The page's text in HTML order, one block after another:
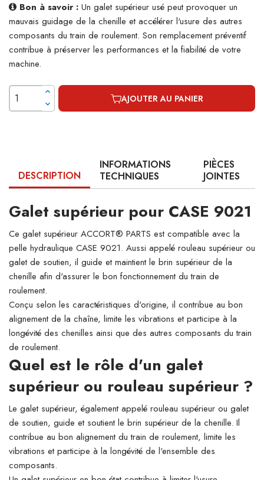
Bon à savoir : Un galet supérieur usé peut provoquer un
mauvais guidage de la chenille et accélérer l'usure des autres
composants du train de roulement. Son remplacement préventif
contribue à préserver les performances et la fiabilité de votre
machine.
AJOUTER AU PANIER
DESCRIPTION
INFORMATIONS
TECHNIQUES
PIÈCES
JOINTES
Galet supérieur pour CASE 9021
Ce galet supérieur ACCORT® PARTS est compatible avec la
pelle hydraulique CASE 9021. Aussi appelé rouleau supérieur ou
galet de soutien, il guide et maintient le brin supérieur de la
chenille afin d'assurer le bon fonctionnement du train de
roulement.
Conçu selon les caractéristiques d'origine, il contribue au bon
alignement de la chaîne, limite les vibrations et participe à la
longévité des chenilles ainsi que des autres composants du train
de roulement.
Quel est le rôle d'un galet
supérieur ou rouleau supérieur ?
Le galet supérieur, également appelé rouleau supérieur ou galet
de soutien, guide et soutient le brin supérieur de la chenille. Il
contribue au bon alignement du train de roulement, limite les
vibrations et participe à la longévité de l'ensemble des
composants.